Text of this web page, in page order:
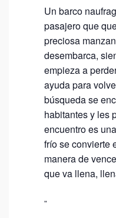
Un barco
pasajero que
preciosa
desembarca,
empieza a
ayuda para
búsqueda se
habitantes y les
encuentro es
frío se convierte
manera de
que va llena,